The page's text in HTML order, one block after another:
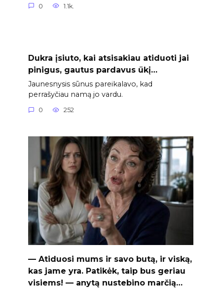
0 1.1k.
Dukra įsiuto, kai atsisakiau atiduoti jai
pinigus, gautus pardavus ūkį…
Jaunesnysis sūnus pareikalavo, kad
perrašyčiau namą jo vardu.
0 252
— Atiduosi mums ir savo butą, ir viską,
kas jame yra. Patikėk, taip bus geriau
visiems! — anytą nustebino marčią…